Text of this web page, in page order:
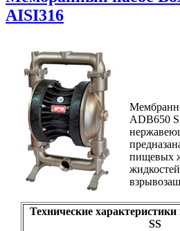
AISI316
ADB650
пищевых
Технические
SS